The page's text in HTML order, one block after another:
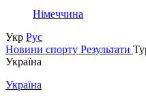
Німеччина
Укр Рус
Новини спорту Результати
Україна
Україна